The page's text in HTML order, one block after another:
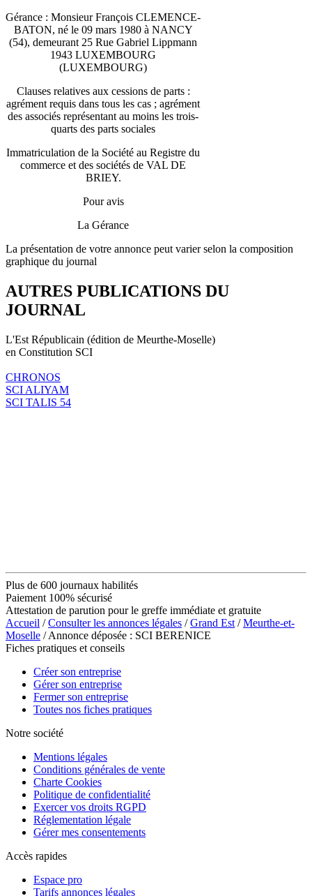
Gérance : Monsieur François CLEMENCE-
BATON, né le 09 mars 1980 à NANCY
(54), demeurant 25 Rue Gabriel Lippmann
1943 LUXEMBOURG
(LUXEMBOURG)
Clauses relatives aux cessions de parts :
agrément requis dans tous les cas ; agrément
des associés représentant au moins les trois-
quarts des parts sociales
Immatriculation de la Société au Registre du
commerce et des sociétés de VAL DE
BRIEY.
Pour avis
La Gérance
La présentation de votre annonce peut varier selon la composition
graphique du journal
AUTRES PUBLICATIONS DU
JOURNAL
L'Est Républicain (édition de Meurthe-Moselle)
en Constitution SCI
CHRONOS
SCI ALIYAM
SCI TALIS 54
Plus de 600 journaux habilités
Paiement 100% sécurisé
Attestation de parution pour le greffe immédiate et gratuite
Accueil /Consulter les annonces légales /Grand Est /Meurthe-et-
Moselle / Annonce déposée : SCI BERENICE
Fiches pratiques et conseils
Créer son entreprise
Gérer son entreprise
Fermer son entreprise
Toutes nos fiches pratiques
Notre société
Mentions légales
Conditions générales de vente
Charte Cookies
Politique de confidentialité
Exercer vos droits RGPD
Réglementation légale
Gérer mes consentements
Accès rapides
Espace pro
Tarifs annonces légales